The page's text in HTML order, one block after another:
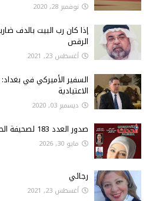
نوفمبر 28, 2020
إذا كان رب البيت بالدف
الرقص
أغسطس 23, 2021
السفير الأميركي في
الاعتيادية
ديسمبر 03, 2020
صدور العدد 183 لصحيفة الحدث الاسبوعي من لندن
مايو 30, 2026
رجائي
أغسطس 23, 2021